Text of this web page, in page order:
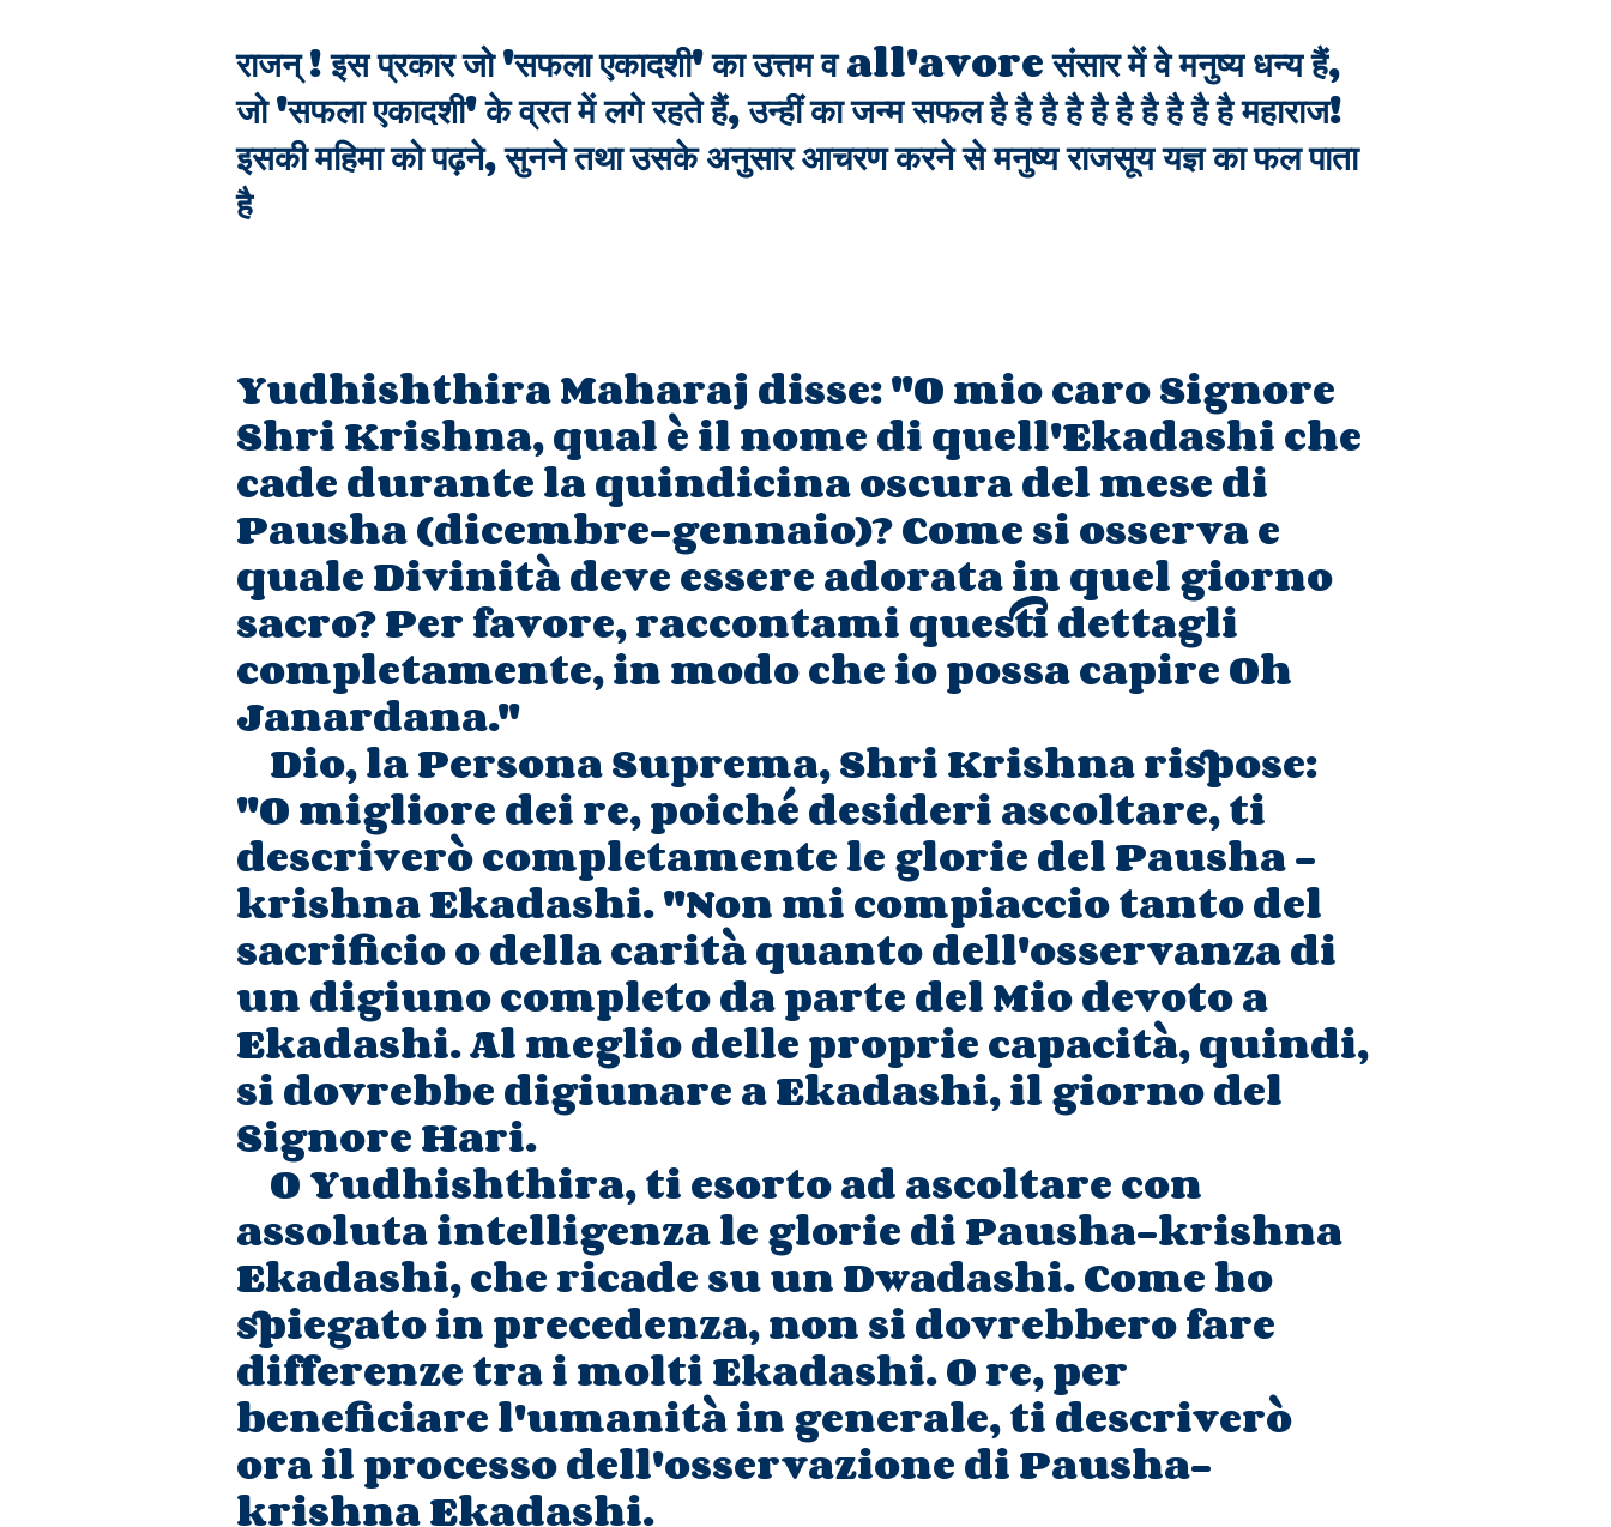
राजन् ! इस प्रकार जो 'सफला एकादशी' का उत्तम व all'avore संसार में वे मनुष्य धन्य हैं,
जो 'सफला एकादशी' के व्रत में लगे रहते हैं, उन्हीं का जन्म सफल है है है है है है है है है है महाराज!
इसकी महिमा को पढ़ने, सुनने तथा उसके अनुसार आचरण करने से मनुष्य राजसूय यज्ञ का फल पाता
है
Yudhishthira Maharaj disse: "O mio caro Signore
Shri Krishna, qual è il nome di quell'Ekadashi che
cade durante la quindicina oscura del mese di
Pausha (dicembre-gennaio)? Come si osserva e
quale Divinità deve essere adorata in quel giorno
sacro? Per favore, raccontami questi dettagli
completamente, in modo che io possa capire Oh
Janardana."
Dio, la Persona Suprema, Shri Krishna rispose:
"O migliore dei re, poiché desideri ascoltare, ti
descriverò completamente le glorie del Pausha -
krishna Ekadashi. "Non mi compiaccio tanto del
sacrificio o della carità quanto dell'osservanza di
un digiuno completo da parte del Mio devoto a
Ekadashi. Al meglio delle proprie capacità, quindi,
si dovrebbe digiunare a Ekadashi, il giorno del
Signore Hari.
O Yudhishthira, ti esorto ad ascoltare con
assoluta intelligenza le glorie di Pausha-krishna
Ekadashi, che ricade su un Dwadashi. Come ho
spiegato in precedenza, non si dovrebbero fare
differenze tra i molti Ekadashi. O re, per
beneficiare l'umanità in generale, ti descriverò
ora il processo dell'osservazione di Pausha-
krishna Ekadashi.